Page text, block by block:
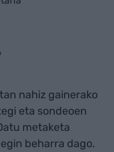
nahiz gainerako
eta sondeoen
metaketa
beharra dago.